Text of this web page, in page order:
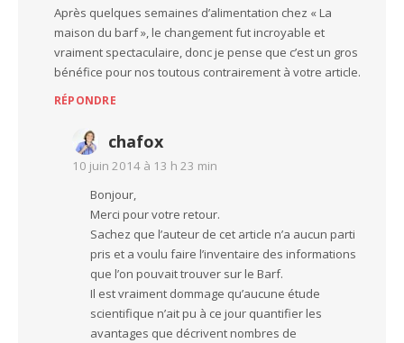
Après quelques semaines d’alimentation chez « La
maison du barf », le changement fut incroyable et
vraiment spectaculaire, donc je pense que c’est un gros
bénéfice pour nos toutous contrairement à votre article.
RÉPONDRE
chafox
10 juin 2014 à 13 h 23 min
Bonjour,
Merci pour votre retour.
Sachez que l’auteur de cet article n’a aucun parti
pris et a voulu faire l’inventaire des informations
que l’on pouvait trouver sur le Barf.
Il est vraiment dommage qu’aucune étude
scientifique n’ait pu à ce jour quantifier les
avantages que décrivent nombres de